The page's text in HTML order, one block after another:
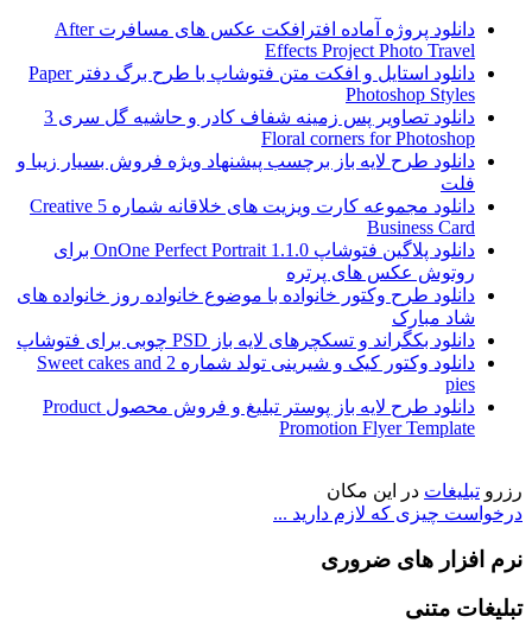
دانلود پروژه آماده افترافکت عکس های مسافرت After
Effects Project Photo Travel
دانلود استایل و افکت متن فتوشاپ با طرح برگ دفتر Paper
Photoshop Styles
دانلود تصاویر پس زمینه شفاف کادر و حاشیه گل سری 3
Floral corners for Photoshop
دانلود طرح لایه باز برچسب پیشنهاد ویژه فروش بسیار زیبا و
فلت
دانلود مجموعه کارت ویزیت های خلاقانه شماره 5 Creative
Business Card
دانلود پلاگین فتوشاپ OnOne Perfect Portrait 1.1.0 برای
روتوش عکس های پرتره
دانلود طرح وکتور خانواده با موضوع خانواده روز خانواده های
شاد مبارک
دانلود بکگراند و تسکچرهای لایه باز PSD چوبی برای فتوشاپ
دانلود وکتور کیک و شیرینی تولد شماره 2 Sweet cakes and
pies
دانلود طرح لایه باز پوستر تبلیغ و فروش محصول Product
Promotion Flyer Template
رزرو تبلیغات در این مکان
درخواست چیزی که لازم دارید ...
نرم افزار های ضروری
تبلیغات متنی